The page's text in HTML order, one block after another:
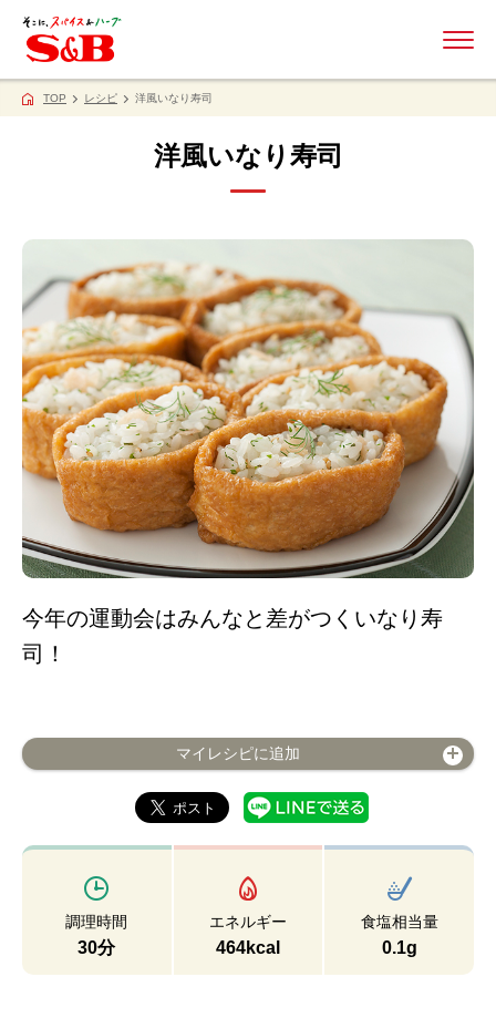
TOP レシピ 洋風いなり寿司
洋風いなり寿司
今年の運動会はみんなと差がつくいなり寿
司！
マイレシピに追加
調理時間
30分
エネルギー
464kcal
食塩相当量
0.1g